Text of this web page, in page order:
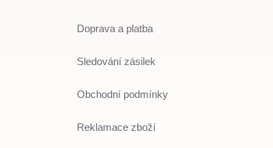
Doprava a platba
Sledování zásilek
Obchodní podmínky
Reklamace zboží